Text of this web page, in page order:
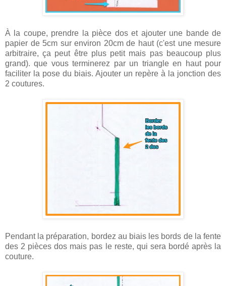
À la coupe, prendre la pièce dos et ajouter une bande de
papier de 5cm sur environ 20cm de haut (c'est une mesure
arbitraire, ça peut être plus petit mais pas beaucoup plus
grand). que vous terminerez par un triangle en haut pour
faciliter la pose du biais. Ajouter un repère à la jonction des
2 coutures.
Pendant la préparation, bordez au biais les bords de la fente
des 2 pièces dos mais pas le reste, qui sera bordé après la
couture.